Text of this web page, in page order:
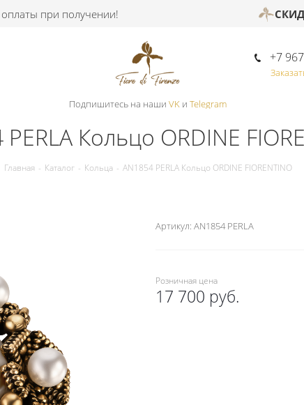
при получении! СКИДКА -
+7
Подпишитесь на наши VK и Telegram
Кольцо ORDINE
Главная - Каталог - Кольца - AN1854 PERLA Кольцо ORDINE FIORENTINO
Артикул: AN1854 PERLA
Розничная цена
17 700 руб.